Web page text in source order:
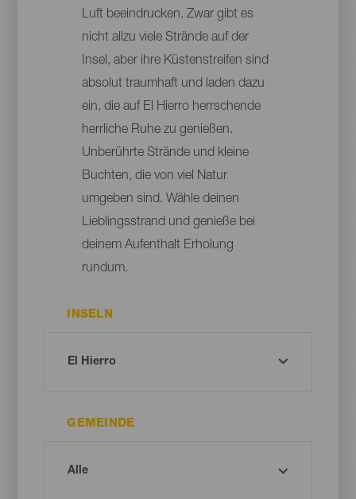
Luft beeindrucken. Zwar gibt es
nicht allzu viele Strände auf der
Insel, aber ihre Küstenstreifen sind
absolut traumhaft und laden dazu
ein, die auf El Hierro herrschende
herrliche Ruhe zu genießen.
Unberührte Strände und kleine
Buchten, die von viel Natur
umgeben sind. Wähle deinen
Lieblingsstrand und genieße bei
deinem Aufenthalt Erholung
rundum.
INSELN
GEMEINDE